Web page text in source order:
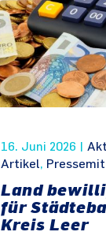
16. Juni 2026 |
Artikel,
Land
für
Kreis Leer